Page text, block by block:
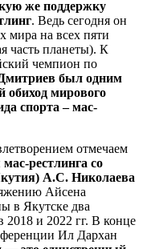
же поддержку
. Ведь сегодня он
мира на всех пяти
часть планеты). К
чемпион по
был одним
обиход мирового
спорта – мас-
отмечаем
рестлинга со
А.С. Николаева
Айсена
в Якутске два
2018 и 2022 гг. В конце
Ил Дархан